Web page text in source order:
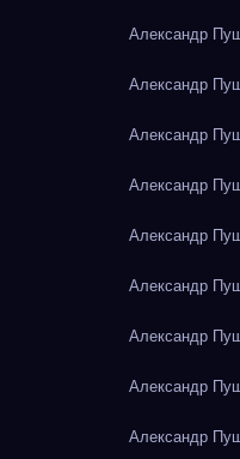
Александр
Александр
Александр
Александр
Александр
Александр
Александр
Александр
Александр